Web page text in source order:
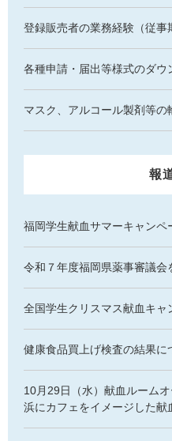
登録販売者の業務経験（従事
各種申請・届出等様式のダウ
マスク、アルコール製剤等の
報
福岡学生献血サマーキャンペ
令和７年度福岡県薬事審議会
全国学生クリスマス献血キャ
健康食品買上げ検査の結果に
10月29日（水）献血ルーム
浜にカフェをイメージした献